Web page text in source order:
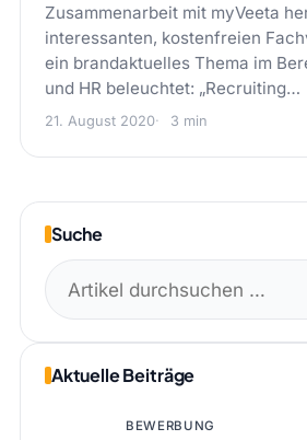
Zusammenarbeit mit myVeeta
interessanten, kostenfreien
ein brandaktuelles Thema im
und HR beleuchtet: „Recruiting…
21. August 2020 3 min
Suche
Suchen
nach:
Aktuelle Beiträge
BEWERBUNG